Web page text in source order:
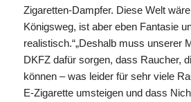
Zigaretten-Dampfer. Diese Welt
Königsweg, ist aber eben Fantasie
realistisch.“„Deshalb muss unserer
DKFZ dafür sorgen, dass Raucher,
können – was leider für sehr viele
E-Zigarette umsteigen und dass